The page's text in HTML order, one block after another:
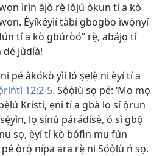
ìrìn àjò rẹ̀ lójú òkun tí a kò
Èyíkéyìí tàbí gbogbo ìwọ̀nyí
tí a kò gbúròó” rẹ̀, abájọ tí
Jùdíà!
pé àkókò yìí ló ṣẹlẹ̀ ni èyí tí a
12:2-5. Sọ́ọ̀lù sọ pé: ‘Mo mọ
Kristi, ẹni tí a gbà lọ sí ọ̀run
lọ sínú párádísè, ó sì gbọ́
sọ, èyí tí kò bófin mu fún
pé ọ̀rọ̀ nípa ara rẹ̀ ni Sọ́ọ̀lù ń sọ.